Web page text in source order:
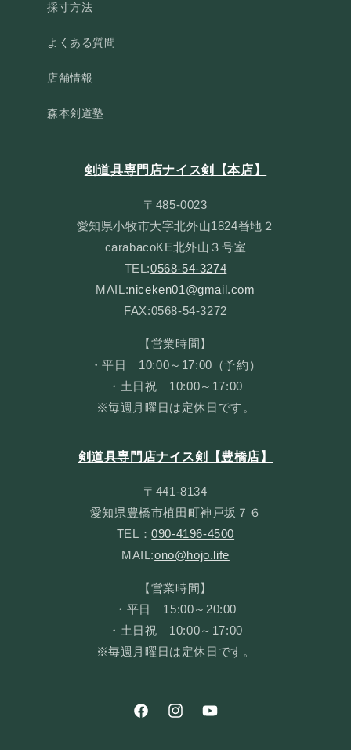
採寸方法
よくある質問
店舗情報
森本剣道塾
剣道具専門店ナイス剣【本店】
〒485-0023
愛知県小牧市大字北外山1824番地２
carabacoKE北外山３号室
TEL:0568-54-3274
MAIL:niceken01@gmail.com
FAX:0568-54-3272
【営業時間】
・平日 10:00～17:00（予約）
・土日祝 10:00～17:00
※毎週月曜日は定休日です。
剣道具専門店ナイス剣【豊橋店】
〒441-8134
愛知県豊橋市植田町神戸坂７６
TEL：090-4196-4500
MAIL:ono@hojo.life
【営業時間】
・平日 15:00～20:00
・土日祝 10:00～17:00
※毎週月曜日は定休日です。
FacebookInstagramYouTube